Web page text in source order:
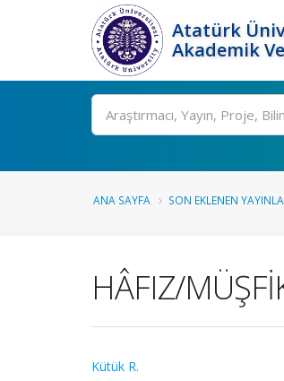
Atatürk
Akademik
Ara
ANA SAYFA SON EKLENEN
HÂFIZ/
Kütük R.